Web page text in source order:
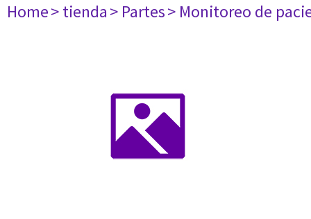
Home> tienda> Partes> Monitoreo de